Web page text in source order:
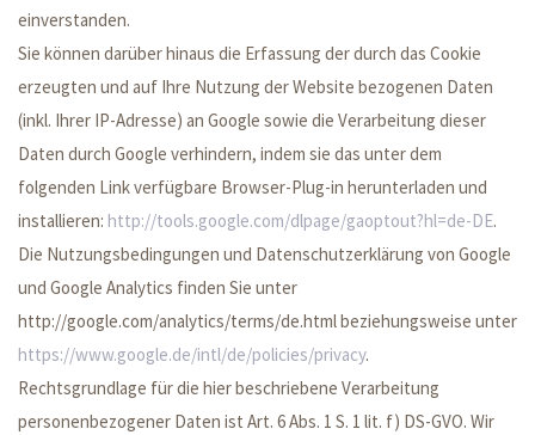
einverstanden.
Sie können darüber hinaus die Erfassung der durch das Cookie
erzeugten und auf Ihre Nutzung der Website bezogenen Daten
(inkl. Ihrer IP-Adresse) an Google sowie die Verarbeitung dieser
Daten durch Google verhindern, indem sie das unter dem
folgenden Link verfügbare Browser-Plug-in herunterladen und
installieren: http://tools.google.com/dlpage/gaoptout?hl=de-DE.
Die Nutzungsbedingungen und Datenschutzerklärung von Google
und Google Analytics finden Sie unter
http://google.com/analytics/terms/de.html beziehungsweise unter
https://www.google.de/intl/de/policies/privacy.
Rechtsgrundlage für die hier beschriebene Verarbeitung
personenbezogener Daten ist Art. 6 Abs. 1 S. 1 lit. f) DS-GVO. Wir